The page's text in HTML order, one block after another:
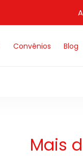
Blog
Convênios
Mais